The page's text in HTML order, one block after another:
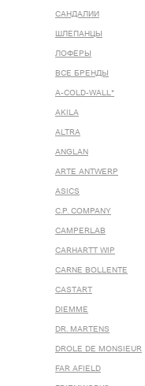
САНДАЛИИ
ШЛЕПАНЦЫ
ЛОФЕРЫ
ВСЕ БРЕНДЫ
A-COLD-WALL*
AKILA
ALTRA
ANGLAN
ARTE ANTWERP
ASICS
C.P. COMPANY
CAMPERLAB
CARHARTT WIP
CARNE BOLLENTE
CASTART
DIEMME
DR. MARTENS
DROLE DE MONSIEUR
FAR AFIELD